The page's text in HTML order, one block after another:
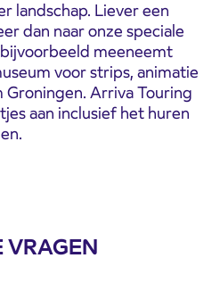
landschap. Liever een
dan naar onze speciale
meeneemt
voor strips, animatie
Groningen. Arriva Touring
aan inclusief het huren
VRAGEN